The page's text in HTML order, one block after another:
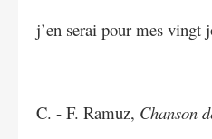
j’en serai pour mes vingt
C. - F. Ramuz, Chanson